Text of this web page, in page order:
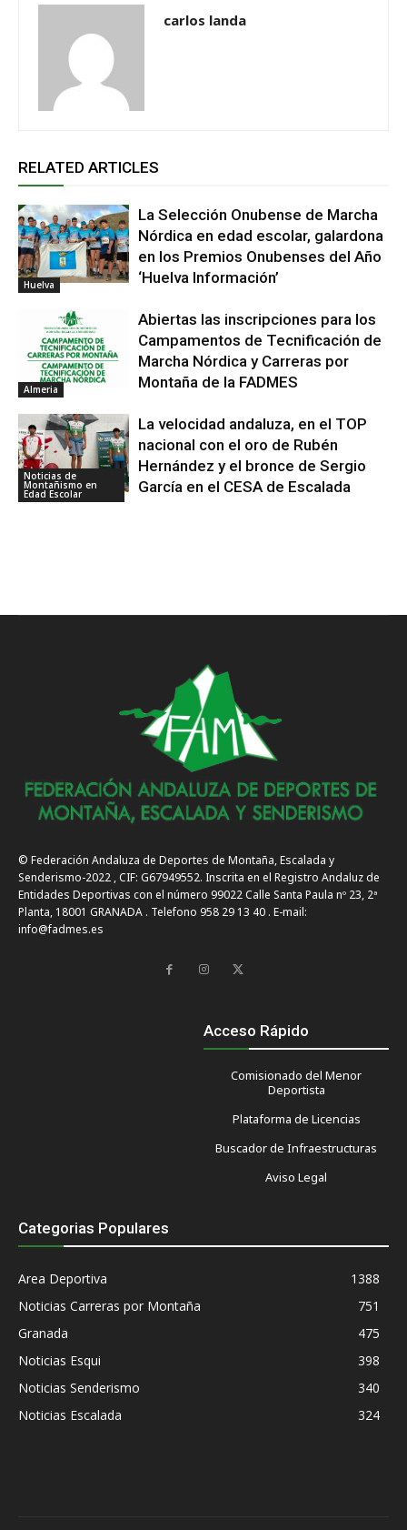
carlos landa
RELATED ARTICLES
Huelva
La Selección Onubense de Marcha
Nórdica en edad escolar, galardona
en los Premios Onubenses del Año
‘Huelva Información’
Almeria
Abiertas las inscripciones para los
Campamentos de Tecnificación de
Marcha Nórdica y Carreras por
Montaña de la FADMES
Noticias de
Montañismo en
Edad Escolar
La velocidad andaluza, en el TOP
nacional con el oro de Rubén
Hernández y el bronce de Sergio
García en el CESA de Escalada
© Federación Andaluza de Deportes de Montaña, Escalada y
Senderismo-2022 , CIF: G67949552. Inscrita en el Registro Andaluz de
Entidades Deportivas con el número 99022 Calle Santa Paula nº 23, 2ª
Planta, 18001 GRANADA . Telefono 958 29 13 40 . E-mail:
info@fadmes.es
Acceso Rápido
Comisionado del Menor
Deportista
Plataforma de Licencias
Buscador de Infraestructuras
Aviso Legal
Categorias Populares
Area Deportiva
1388
Noticias Carreras por Montaña
751
Granada
475
Noticias Esqui
398
Noticias Senderismo
340
Noticias Escalada
324